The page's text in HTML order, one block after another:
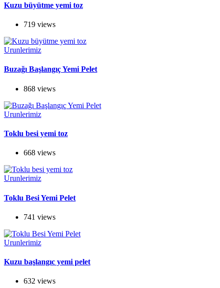
Kuzu büyütme yemi toz
719 views
Urunlerimiz
Buzağı Başlangıç Yemi Pelet
868 views
Urunlerimiz
Toklu besi yemi toz
668 views
Urunlerimiz
Toklu Besi Yemi Pelet
741 views
Urunlerimiz
Kuzu başlangıc yemi pelet
632 views